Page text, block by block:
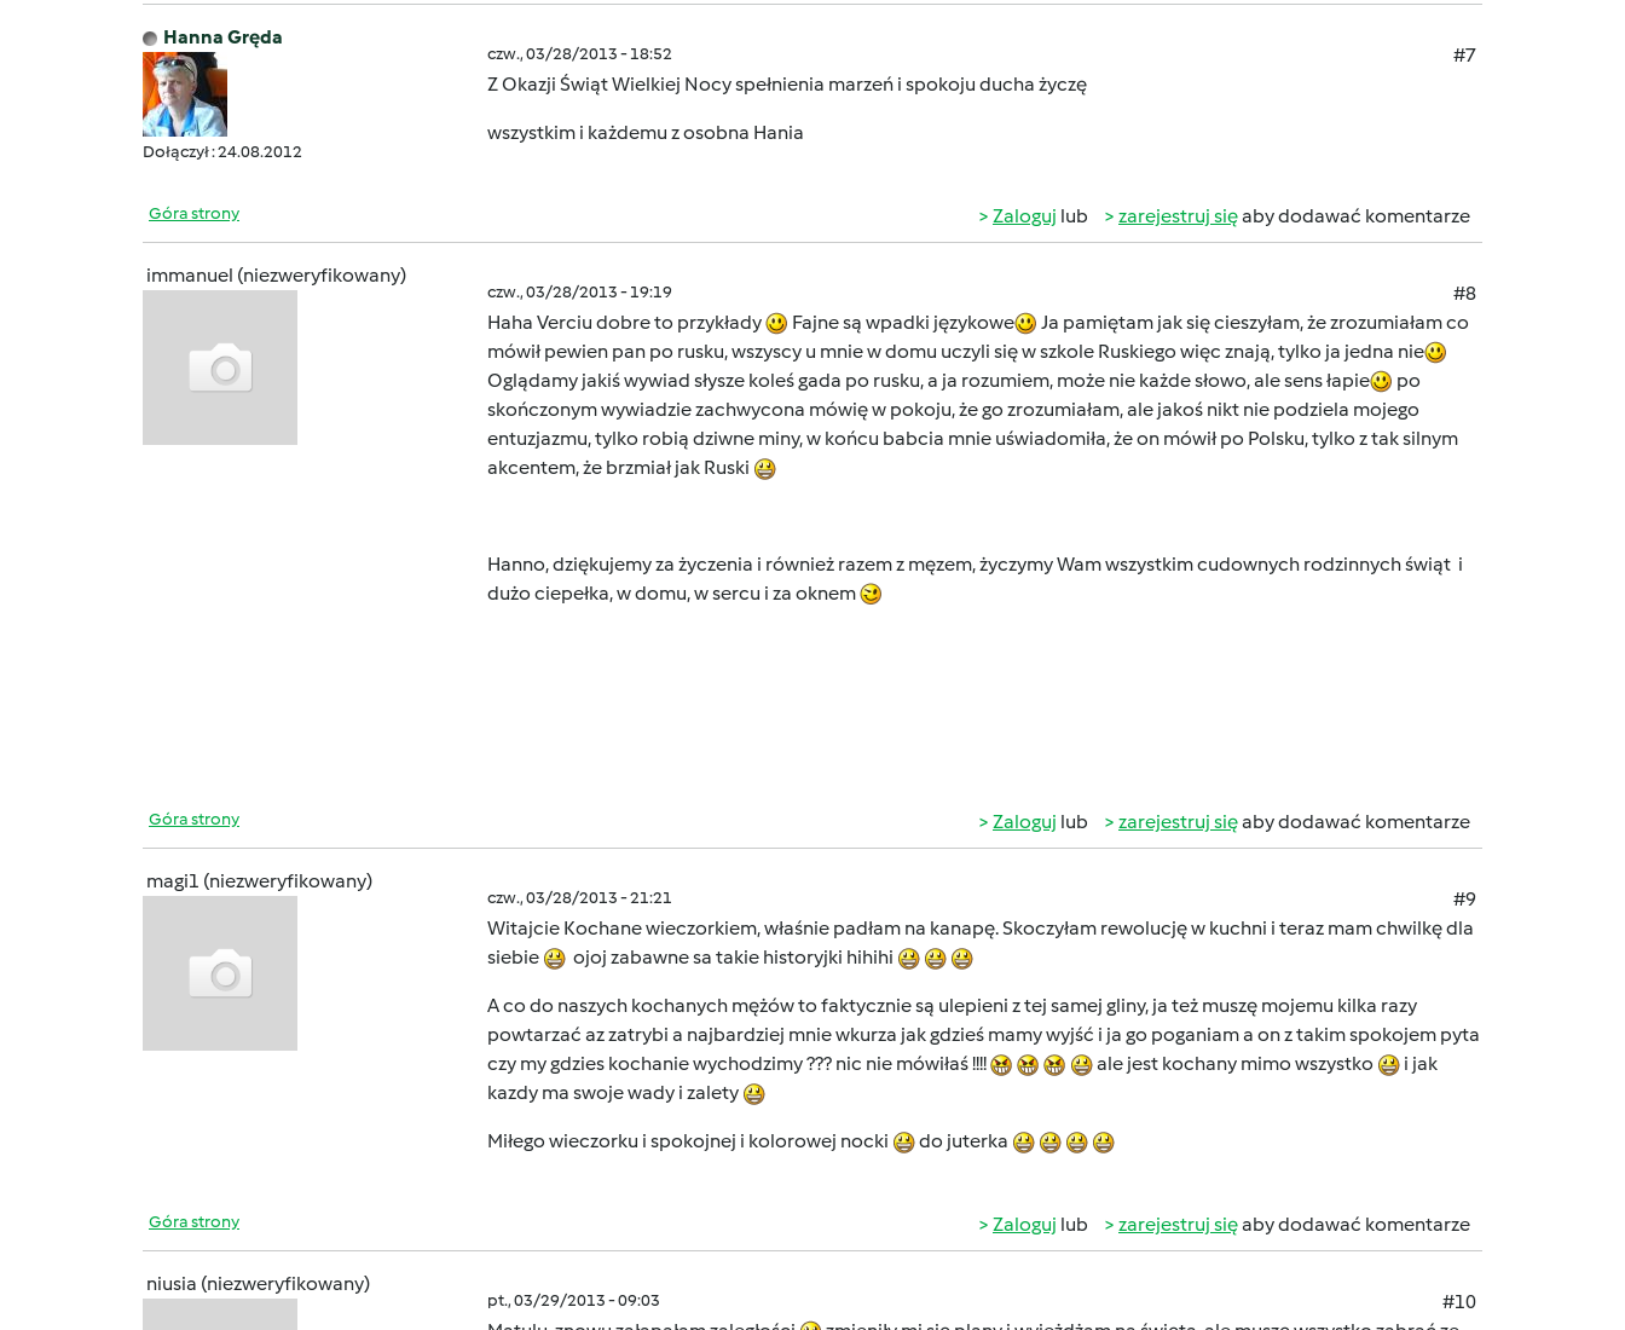
Hanna Gręda
Dołączył : 24.08.2012
czw., 03/28/2013 - 18:52
#7
Z Okazji Świąt Wielkiej Nocy spełnienia marzeń i spokoju ducha życzę
wszystkim i każdemu z osobna Hania
Góra strony Zaloguj lub zarejestruj sięaby dodawać komentarze
immanuel (niezweryfikowany)
czw., 03/28/2013 - 19:19
#8
Haha Verciu dobre to przykłady
Fajne są wpadki językowe
Ja pamiętam jak się cieszyłam, że zrozumiałam co
mówił pewien pan po rusku, wszyscy u mnie w domu uczyli się w szkole Ruskiego więc znają, tylko ja jedna nie
Oglądamy jakiś wywiad słysze koleś gada po rusku, a ja rozumiem, może nie każde słowo, ale sens łapie
po
skończonym wywiadzie zachwycona mówię w pokoju, że go zrozumiałam, ale jakoś nikt nie podziela mojego
entuzjazmu, tylko robią dziwne miny, w końcu babcia mnie uświadomiła, że on mówił po Polsku, tylko z tak silnym
akcentem, że brzmiał jak Ruski
Hanno, dziękujemy za życzenia i również razem z męzem, życzymy Wam wszystkim cudownych rodzinnych świąt i
dużo ciepełka, w domu, w sercu i za oknem
Góra strony Zaloguj lub zarejestruj sięaby dodawać komentarze
magi1 (niezweryfikowany)
czw., 03/28/2013 - 21:21
#9
Witajcie Kochane wieczorkiem, właśnie padłam na kanapę. Skoczyłam rewolucję w kuchni i teraz mam chwilkę dla
siebie
ojoj zabawne sa takie historyjki hihihi
A co do naszych kochanych mężów to faktycznie są ulepieni z tej samej gliny, ja też muszę mojemu kilka razy
powtarzać az zatrybi a najbardziej mnie wkurza jak gdzieś mamy wyjść i ja go poganiam a on z takim spokojem pyta
czy my gdzies kochanie wychodzimy ??? nic nie mówiłaś !!!!
ale jest kochany mimo wszystko
i jak
kazdy ma swoje wady i zalety
Miłego wieczorku i spokojnej i kolorowej nocki do juterka
Góra strony Zaloguj lub zarejestruj sięaby dodawać komentarze
niusia (niezweryfikowany)
pt., 03/29/2013 - 09:03
#10